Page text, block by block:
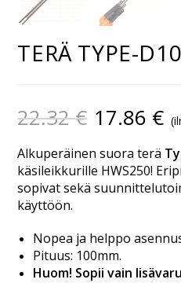
TERÄ TYPE-
22.32€ 17.86 €
Alkuperäinen suora terä
käsileikkurille HWS250!
sopivat sekä
käyttöön.
Nopea ja helppo
Pituus: 100mm.
Huom! Sopii vain